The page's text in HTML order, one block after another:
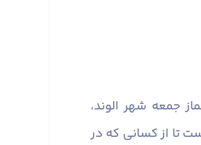
جمعه شهر الوند،
تا از کسانی که در